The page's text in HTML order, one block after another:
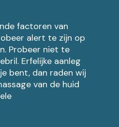
factoren van
alert te zijn op
Probeer niet te
Erfelijke aanleg
bent, dan raden wij
van de huid